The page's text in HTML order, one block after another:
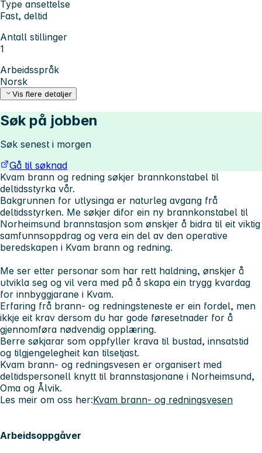
Type ansettelse
Fast, deltid
Antall stillinger
1
Arbeidsspråk
Norsk
Vis flere detaljer
Søk på jobben
Søk senest i morgen
Gå til søknad
Kvam brann og redning søkjer brannkonstabel til
deltidsstyrka vår.
Bakgrunnen for utlysinga er naturleg avgang frå
deltidsstyrken. Me søkjer difor ein ny brannkonstabel til
Norheimsund brannstasjon som ønskjer å bidra til eit viktig
samfunnsoppdrag og vera ein del av den operative
beredskapen i Kvam brann og redning.
Me ser etter personar som har rett haldning, ønskjer å
utvikla seg og vil vera med på å skapa ein trygg kvardag
for innbyggjarane i Kvam.
Erfaring frå brann- og redningsteneste er ein fordel, men
ikkje eit krav dersom du har gode føresetnader for å
gjennomføra nødvendig opplæring.
Berre søkjarar som oppfyller krava til bustad, innsatstid
og tilgjengelegheit kan tilsetjast.
Kvam brann- og redningsvesen er organisert med
deltidspersonell knytt til brannstasjonane i Norheimsund,
Oma og Ålvik.
Les meir om oss her:Kvam brann- og redningsvesen
Arbeidsoppgåver